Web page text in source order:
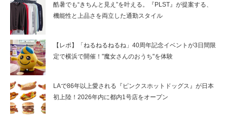
酷暑でも“きちんと見え”を叶える。『PLST』が提案する、
機能性と上品さを両立した通勤スタイル
【レポ】「ねるねるねるね」40周年記念イベントが3日間限
定で横浜で開催！"魔女さんのおうち"を体験
LAで86年以上愛される『ピンクスホットドッグス』が日本
初上陸！2026年内に都内1号店をオープン